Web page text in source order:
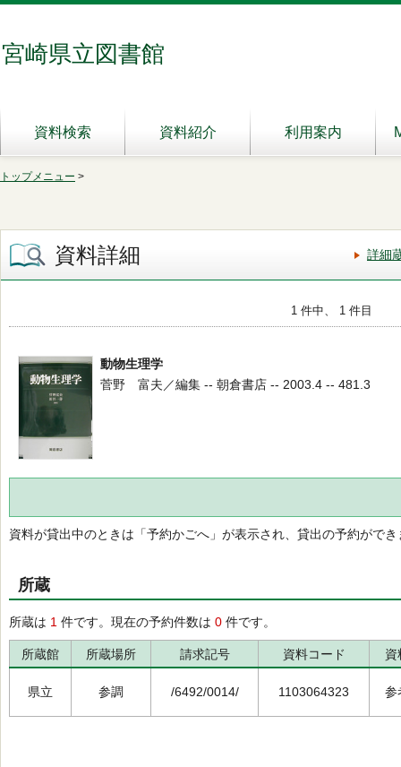
宮崎県立図書館
資料検索 資料紹介 利用案内
トップメニュー >
資料詳細 詳細
1 件中、 1 件目
動物生理学
菅野 富夫／編集 -- 朝倉書店 -- 2003.4 -- 481.3
資料が貸出中のときは「予約かごへ」が表示され、貸出の予約ができ
所蔵
所蔵は 1 件です。現在の予約件数は 0 件です。
所蔵館 所蔵場所 請求記号 資料コード 資
県立 参調 /6492/0014/ 1103064323 参